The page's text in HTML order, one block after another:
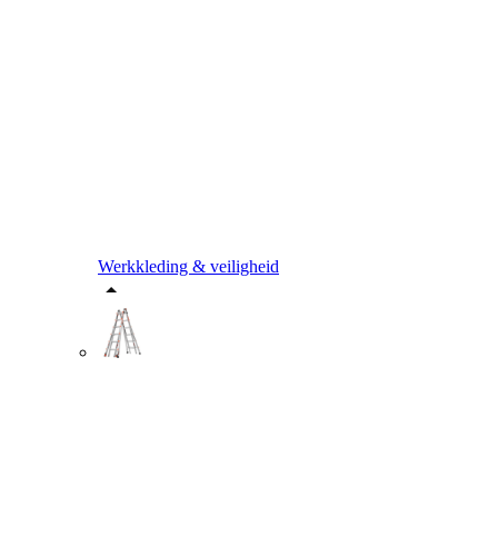
Werkkleding & veiligheid